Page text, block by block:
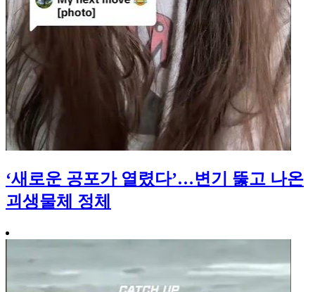
‘새로운 공포가 열렸다’…변기 뚫고 나온
괴생물체 정체